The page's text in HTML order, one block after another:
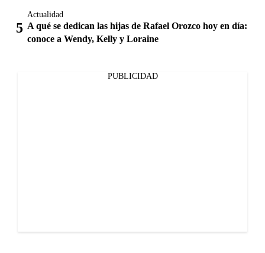
Actualidad
A qué se dedican las hijas de Rafael Orozco hoy en día:
conoce a Wendy, Kelly y Loraine
PUBLICIDAD